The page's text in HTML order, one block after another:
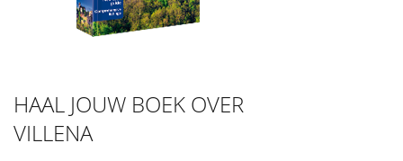
HAAL JOUW BOEK OVER
VILLENA